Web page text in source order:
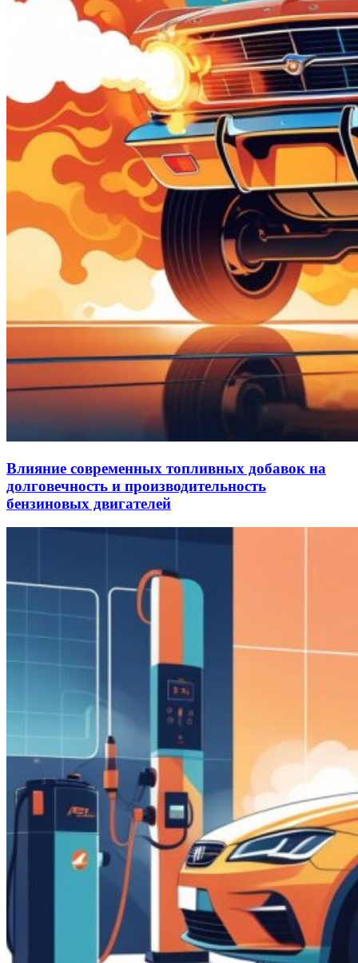
Влияние современных топливных добавок на
долговечность и производительность
бензиновых двигателей